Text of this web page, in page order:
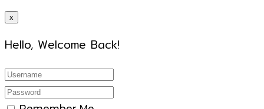
x
Hello, Welcome Back!